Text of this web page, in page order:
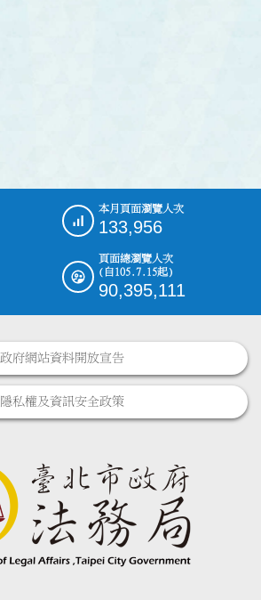
本月頁面瀏覽人次
133,956
頁面總瀏覽人次
(自105.7.15起)
90,395,111
政府網站資料開放宣告
隱私權及資訊安全政策